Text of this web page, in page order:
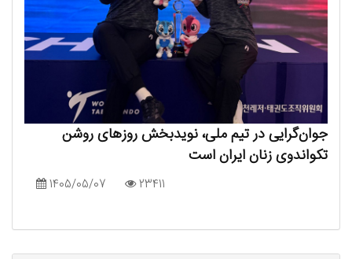
جوان‌گرایی در تیم ملی، نویدبخش روزهای روشن
تکواندوی زنان ایران است
1405/05/07 23411